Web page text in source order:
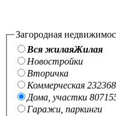
Загородная
Вся жилаяЖилая
Новостройки
Вторичка
Коммерческая 232368
Дома, участки 80715
Гаражи, паркинги